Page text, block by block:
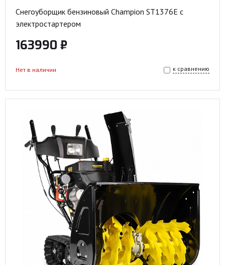
Снегоуборщик бензиновый Champion ST1376E с
электростартером
163990 ₽
к сравнению
Нет в наличии